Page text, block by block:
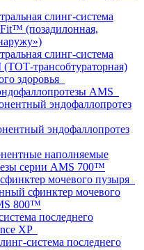
слинг-система
(позадилонная,
слинг-система
трансобтураторная)
здоровья
AMS
эндофаллопротез
эндофаллопротез
наполняемые
серии AMS 700™
мочевого пузыря
сфинктер мочевого
800™
последнего
XP
система последнего